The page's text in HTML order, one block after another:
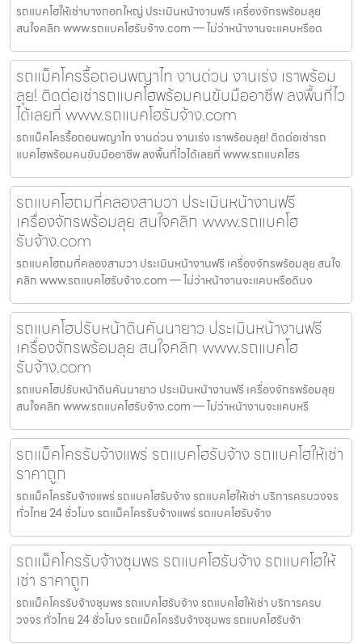
รถแบคโฮให้เช่าบางกอกใหญ่ ประเมินหน้างานฟรี เครื่องจักรพร้อมลุย
สนใจคลิก www.รถแบคโฮรับจ้าง.com — ไม่ว่าหน้างานจะแคบหรือด
รถแม็คโครรื้อถอนพญาไท งานด่วน งานเร่ง เราพร้อม
ลุย! ติดต่อเช่ารถแบคโฮพร้อมคนขับมืออาชีพ ลงพื้นที่ไว
ได้เลยที่ www.รถแบคโฮรับจ้าง.com
รถแม็คโครรื้อถอนพญาไท งานด่วน งานเร่ง เราพร้อมลุย! ติดต่อเช่ารถ
แบคโฮพร้อมคนขับมืออาชีพ ลงพื้นที่ไวได้เลยที่ www.รถแบคโฮร
รถแบคโฮถมที่คลองสามวา ประเมินหน้างานฟรี
เครื่องจักรพร้อมลุย สนใจคลิก www.รถแบคโฮ
รับจ้าง.com
รถแบคโฮถมที่คลองสามวา ประเมินหน้างานฟรี เครื่องจักรพร้อมลุย สนใจ
คลิก www.รถแบคโฮรับจ้าง.com — ไม่ว่าหน้างานจะแคบหรือดินจ
รถแบคโฮปรับหน้าดินคันนายาว ประเมินหน้างานฟรี
เครื่องจักรพร้อมลุย สนใจคลิก www.รถแบคโฮ
รับจ้าง.com
รถแบคโฮปรับหน้าดินคันนายาว ประเมินหน้างานฟรี เครื่องจักรพร้อมลุย
สนใจคลิก www.รถแบคโฮรับจ้าง.com — ไม่ว่าหน้างานจะแคบหรื
รถแม็คโครรับจ้างแพร่ รถแบคโฮรับจ้าง รถแบคโฮให้เช่า
ราคาถูก
รถแม็คโครรับจ้างแพร่ รถแบคโฮรับจ้าง รถแบคโฮให้เช่า บริการครบวงจร
ทั่วไทย 24 ชั่วโมง รถแม็คโครรับจ้างแพร่ รถแบคโฮรับจ้าง
รถแม็คโครรับจ้างชุมพร รถแบคโฮรับจ้าง รถแบคโฮให้
เช่า ราคาถูก
รถแม็คโครรับจ้างชุมพร รถแบคโฮรับจ้าง รถแบคโฮให้เช่า บริการครบ
วงจร ทั่วไทย 24 ชั่วโมง รถแม็คโครรับจ้างชุมพร รถแบคโฮรับจ้า